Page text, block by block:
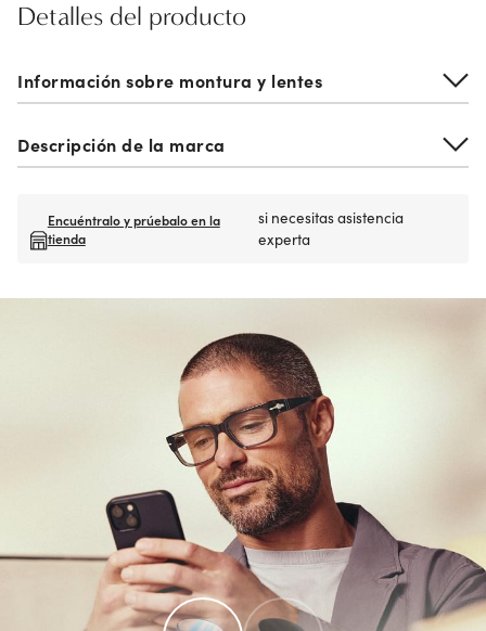
Detalles del producto
Información sobre montura y lentes
Descripción de la marca
Encuéntralo y prúebalo en la
tienda
si necesitas asistencia
experta